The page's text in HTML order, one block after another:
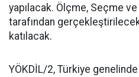
yapılacak. Ölçme, Seçme
tarafından
katılacak.
YÖKDİL/2, Türkiye genelinde